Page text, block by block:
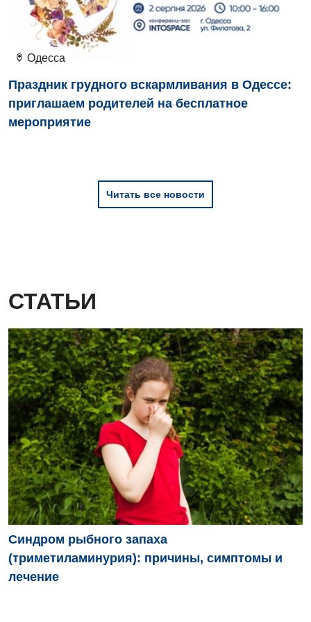
Детская офтальмология
Детская урология
Детская хирургия
Детская эндокринология
Педиатрия
Одесса
Праздник грудного вскармливания в Одессе:
приглашаем родителей на бесплатное
мероприятие
Читать все новости
СТАТЬИ
Синдром рыбного запаха
(триметиламинурия): причины, симптомы и
лечение